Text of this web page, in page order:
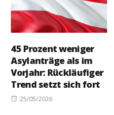
45 Prozent weniger
Asylanträge als im
Vorjahr: Rückläufiger
Trend setzt sich fort
Posted
25/05/2026